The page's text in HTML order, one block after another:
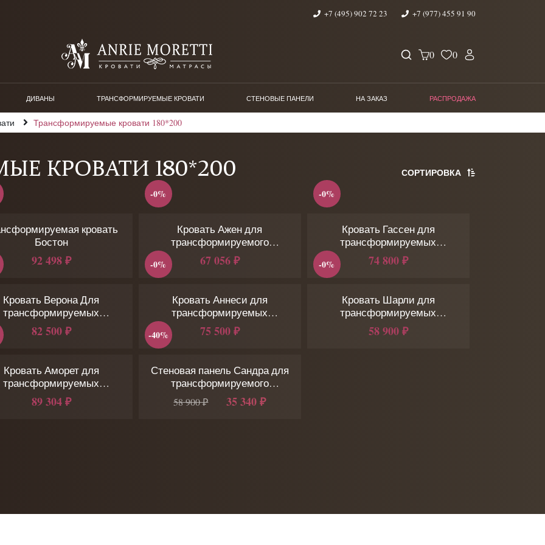
+7 (495) 902 72 23 +7 (977) 455 91 90
0 0
ДИВАНЫ ТРАНСФОРМИРУЕМЫЕ КРОВАТИ СТЕНОВЫЕ ПАНЕЛИ НА ЗАКАЗ РАСПРОДАЖА
Трансформируемые кровати 180*200
КРОВАТИ 180*200 СОРТИРОВКА
кровать
Бостон
92 498 ₽
-0%
Кровать Ажен для
трансформируемого
основания
67 056 ₽
-0%
Кровать Гассен для
трансформируемых
оснований
74 800 ₽
Кровать Верона Для
трансформируемых
оснований
82 500 ₽
-0%
Кровать Аннеси для
трансформируемых
оснований
75 500 ₽
-0%
Кровать Шарли для
трансформируемых
оснований
58 900 ₽
Кровать Аморет для
трансформируемых
оснований
89 304 ₽
-40%
Стеновая панель Сандра для
трансформируемого
основания
58 900 ₽ 35 340 ₽